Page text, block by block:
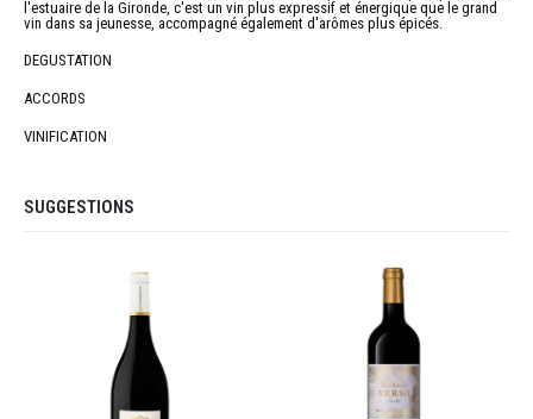
l'estuaire de la Gironde, c'est un vin plus expressif et énergique que le grand
vin dans sa jeunesse, accompagné également d'arômes plus épicés.
DEGUSTATION
ACCORDS
VINIFICATION
SUGGESTIONS